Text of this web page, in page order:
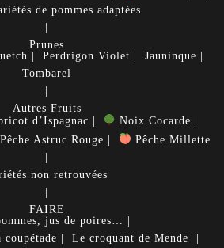
de pommes adaptées
Prunes
Perdrigon Violet
Jauninque
Tombarel
Autres Fruits
d’Ispagnac
Noix Cocarde
Pêche Astruc Rouge Pêche Millette
non retrouvées
FAIRE
jus de poires…
coupétade
Le croquant de Mende